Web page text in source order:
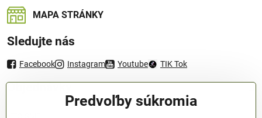
MAPA STRÁNKY
Sledujte nás
Facebook Instagram Youtube TIK Tok
Objednávky
Predvoľby súkromia